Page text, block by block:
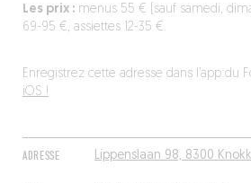
ADRESSE Lippenslaan 98, 8300
Les prix :menus 55 € (sauf samedi,
69-95 €, assiettes 12-35 €.
Enregistrez cette adresse dans l’app du
iOS !